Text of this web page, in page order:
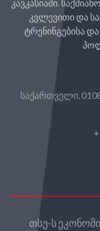
კავკასიაში.
კვლევითი და
ტრენინგებისა
საქართველი,
თსუ-ს